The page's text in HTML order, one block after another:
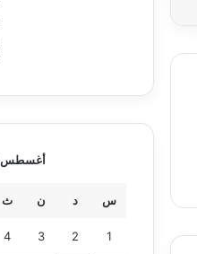
أغسطس 2026
س د ن ث
1
2
3
4